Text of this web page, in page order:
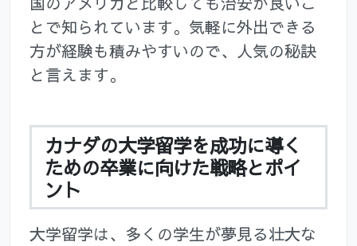
とで知られています。気軽に外出できる
方が経験も積みやすいので、人気の秘訣
と言えます。
カナダの大学留学を成功に導く
ための卒業に向けた戦略とポイ
ント
大学留学は、多くの学生が夢見る壮大な